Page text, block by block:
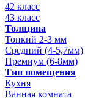
42 класс
43 класс
Толщина
Тонкий 2-3 мм
Средний (4-5,7мм)
Премиум (6-8мм)
Тип помещения
Кухня
Ванная комната